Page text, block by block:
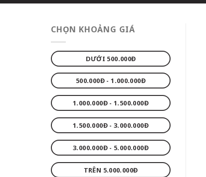
CHỌN KHOẢNG GIÁ
DƯỚI 500.000Đ
500.000Đ - 1.000.000Đ
1.000.000Đ - 1.500.000Đ
1.500.000Đ - 3.000.000Đ
3.000.000Đ - 5.000.000Đ
TRÊN 5.000.000Đ